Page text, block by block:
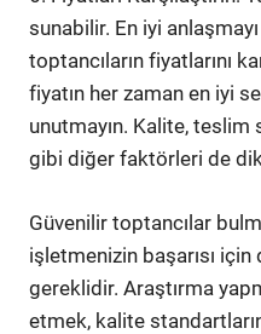
sunabilir. En iyi
toptancıların fiyatlarını
fiyatın her zaman en iyi
unutmayın. Kalite,
gibi diğer faktörleri de
Güvenilir toptancılar
işletmenizin başarısı
gereklidir. Araştırma
etmek, kalite